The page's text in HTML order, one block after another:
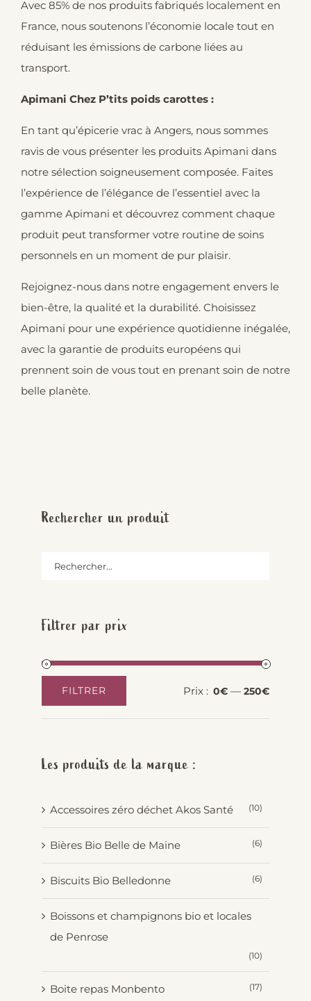
Avec 85% de nos produits fabriqués localement en
France, nous soutenons l’économie locale tout en
réduisant les émissions de carbone liées au
transport.
Apimani Chez P’tits poids carottes :
En tant qu’épicerie vrac à Angers, nous sommes
ravis de vous présenter les produits Apimani dans
notre sélection soigneusement composée. Faites
l’expérience de l’élégance de l’essentiel avec la
gamme Apimani et découvrez comment chaque
produit peut transformer votre routine de soins
personnels en un moment de pur plaisir.
Rejoignez-nous dans notre engagement envers le
bien-être, la qualité et la durabilité. Choisissez
Apimani pour une expérience quotidienne inégalée,
avec la garantie de produits européens qui
prennent soin de vous tout en prenant soin de notre
belle planète.
Rechercher un produit
Filtrer par prix
min
max
FILTRER Prix : 0€ — 250€
Les produits de la marque :
Accessoires zéro déchet Akos Santé (10)
Bières Bio Belle de Maine (6)
Biscuits Bio Belledonne (6)
Boissons et champignons bio et locales
de Penrose
(10)
Boite repas Monbento (17)